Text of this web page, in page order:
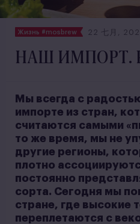
Жизнь #mosbrew 22 七月,
НАШ ИМПОРТ.
Мы всегда с
импорте из стран,
считаются самыми
то же время, мы не
другие регионы,
плотно
постоянно
сорта. Сегодня мы
стране, где высокие
переплетаются с